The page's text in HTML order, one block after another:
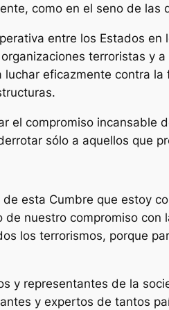
como en el seno de las
entre los Estados
terroristas y
eficazmente contra
el compromiso incansable
sólo a aquellos que
esta Cumbre que estoy
nuestro compromiso
los terrorismos, porque
y representantes de la
y expertos de tantos